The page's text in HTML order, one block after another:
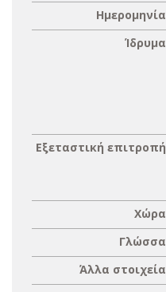
Ημερομηνία
Ίδρυμα
Εξεταστική επιτροπή
Χώρα
Γλώσσα
Άλλα στοιχεία